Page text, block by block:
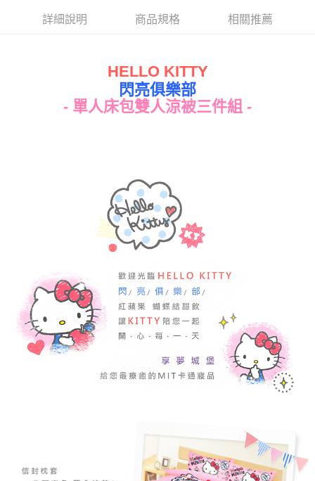
全家★依產品說明
每筆NT$60，滿NT$699(含以上)免運費
詳細說明 商品規格 相關推薦
HELLO KITTY
閃亮俱樂部
- 單人床包雙人涼被三件組 -